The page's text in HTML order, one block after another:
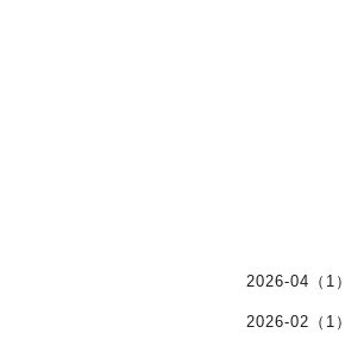
2026-04（1）
2026-02（1）